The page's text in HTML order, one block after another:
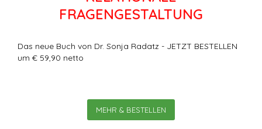
FRAGENGESTALTUNG
Das neue Buch von Dr. Sonja Radatz - JETZT BESTELLEN
um € 59,90 netto
MEHR & BESTELLEN
Leadership effektiv
Aktuelle Perspektiven im